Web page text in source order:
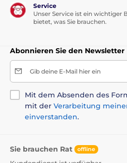
Service
Unser Service ist ein wichtiger
bietet, was Sie brauchen.
Abonnieren Sie den Newsletter
Gib deine E-Mail hier ein
Mit dem Absenden des
mit der Verarbeitung
einverstanden.
Sie brauchen Rat offline